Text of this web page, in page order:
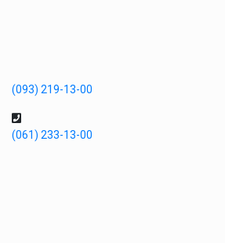
(093) 219-13-00
(061) 233-13-00